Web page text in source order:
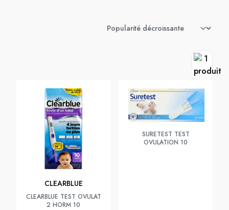
CLEARBLUE
CLEARBLUE TEST OVULAT
2 HORM 10
SURETEST TEST
OVULATION 10